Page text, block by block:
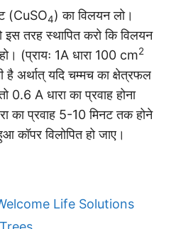
(CuSO4) का विलयन लो।
तरह स्थापित करो कि विलयन
(प्रायः 1A धारा 100 cm2
है अर्थात् यदि चम्मच का क्षेत्रफल
A धारा का प्रवाह होना
का प्रवाह 5-10 मिनट तक होने
कॉपर विलोपित हो जाए।
Life Solutions